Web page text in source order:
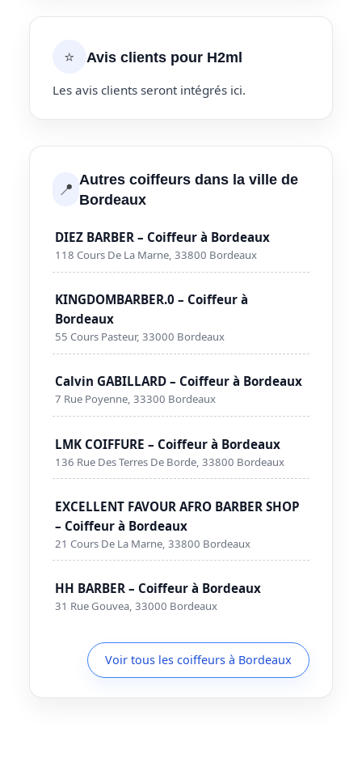
⭐ Avis clients pour H2ml
Les avis clients seront intégrés ici.
📍 Autres coiffeurs dans la ville de
Bordeaux
DIEZ BARBER – Coiffeur à Bordeaux
118 Cours De La Marne, 33800 Bordeaux
KINGDOMBARBER.0 – Coiffeur à
Bordeaux
55 Cours Pasteur, 33000 Bordeaux
Calvin GABILLARD – Coiffeur à Bordeaux
7 Rue Poyenne, 33300 Bordeaux
LMK COIFFURE – Coiffeur à Bordeaux
136 Rue Des Terres De Borde, 33800 Bordeaux
EXCELLENT FAVOUR AFRO BARBER SHOP
– Coiffeur à Bordeaux
21 Cours De La Marne, 33800 Bordeaux
HH BARBER – Coiffeur à Bordeaux
31 Rue Gouvea, 33000 Bordeaux
Voir tous les coiffeurs à Bordeaux